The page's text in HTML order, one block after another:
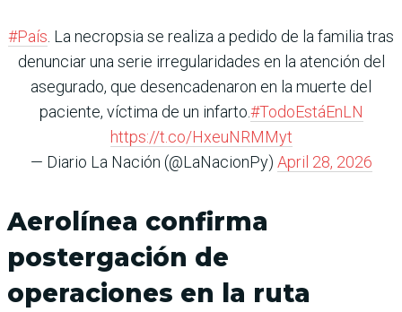
#País . La necropsia se realiza a pedido de la familia tras
denunciar una serie irregularidades en la atención del
asegurado, que desencadenaron en la muerte del
paciente, víctima de un infarto.#TodoEstáEnLN
https://t.co/HxeuNRMMyt
— Diario La Nación (@LaNacionPy) April 28, 2026
Aerolínea confirma
postergación de
operaciones en la ruta